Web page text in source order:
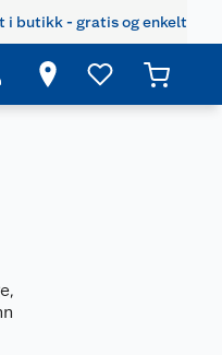
i butikk - gratis og enkelt